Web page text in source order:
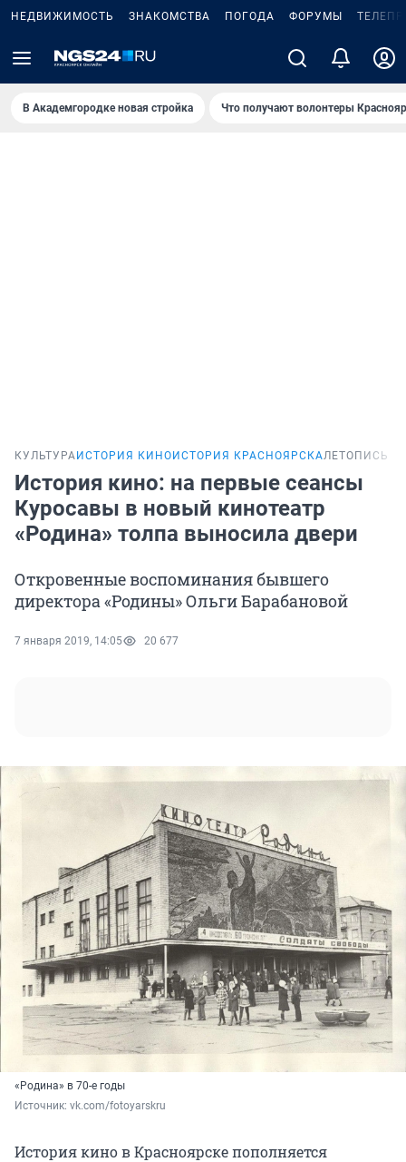
НЕДВИЖИМОСТЬ ЗНАКОМСТВА ПОГОДА ФОРУМЫ
В Академгородке новая стройка Что получают волонтеры
КУЛЬТУРА ИСТОРИЯ КИНО ИСТОРИЯ КРАСНОЯРСКАЛЕТОПИСЬ
История кино: на первые сеансы
Куросавы в новый кинотеатр
«Родина» толпа выносила двери
Откровенные воспоминания бывшего
директора «Родины» Ольги Барабановой
7 января 2019, 14:05 20 677
«Родина» в 70-е годы
Источник: vk.com/fotoyarskru
История кино в Красноярске пополняется